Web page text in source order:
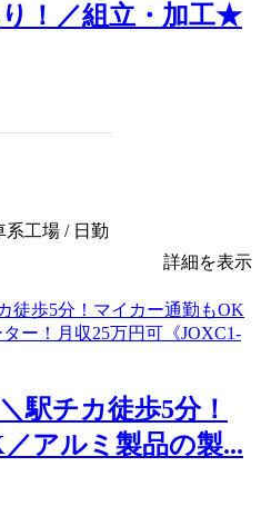
！／組立・加工★
系工場 / 日勤
詳細を表示
駅チカ徒歩5分！
アルミ製品の製...